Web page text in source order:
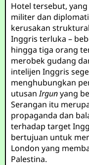
Hotel tersebut,
militer dan
kerusakan
Inggris terluka –
hingga tiga orang
merobek gudang
intelijen Inggris
menghubungkan
utusanIrgunyang
Serangan itu
propaganda dan
terhadap target
bertujuan untuk
London yang
Palestina.